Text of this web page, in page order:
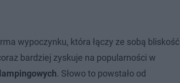
wypoczynku, która łączy ze sobą bliskość
bardziej zyskuje na popularności w
. Słowo to powstało od